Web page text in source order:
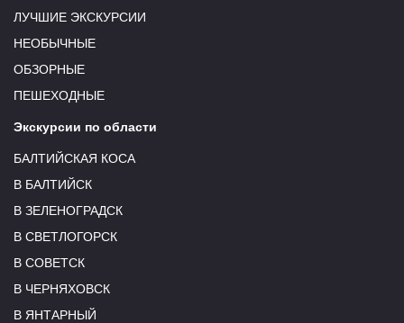
ЛУЧШИЕ ЭКСКУРСИИ
НЕОБЫЧНЫЕ
ОБЗОРНЫЕ
ПЕШЕХОДНЫЕ
Экскурсии по области
БАЛТИЙСКАЯ КОСА
В БАЛТИЙСК
В ЗЕЛЕНОГРАДСК
В СВЕТЛОГОРСК
В СОВЕТСК
В ЧЕРНЯХОВСК
В ЯНТАРНЫЙ